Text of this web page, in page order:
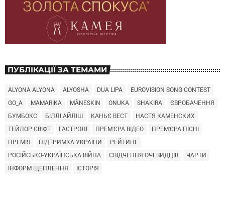
ПУБЛІКАЦІЇ ЗА ТЕМАМИ
ALYONA ALYONA ALYOSHA DUA LIPA
EUROVISION SONG CONTEST
GO_A
MAMARIKA MÅNESKIN ONUKA SHAKIRA
ЄВРОБАЧЕННЯ
БУМБОКС
БІЛЛІ АЙЛІШ КАНЬЄ ВЕСТ
НАСТЯ КАМЕНСКИХ
ТЕЙЛОР СВІФТ
ГАСТРОЛІ ПРЕМ'ЄРА ВІДЕО
ПРЕМ'ЄРА ПІСНІ
ПРЕМІЯ
ПІДТРИМКА УКРАЇНИ
РЕЙТИНГ
РОСІЙСЬКО-УКРАЇНСЬКА ВІЙНА
СВІДЧЕННЯ ОЧЕВИДЦІВ
ЧАРТИ
ІНФОРМ ЩЕПЛЕННЯ
ІСТОРІЯ